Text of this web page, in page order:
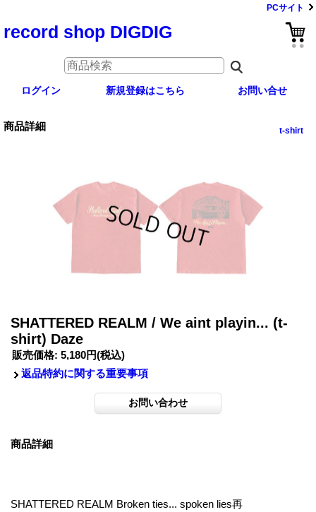
PCサイト
record shop DIGDIG
ログイン 新規登録はこちら お問い合せ
商品詳細 t-shirt
SHATTERED REALM / We aint playin... (t-
shirt) Daze
販売価格: 5,180円(税込)
返品特約に関する重要事項
商品詳細
SHATTERED REALM Broken ties... spoken lies再